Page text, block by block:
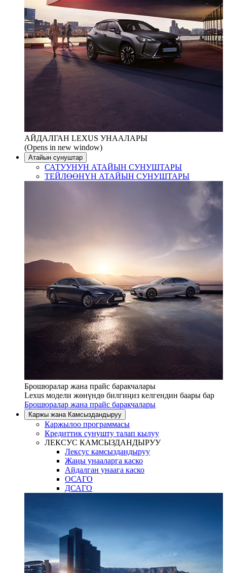
АЙДАЛГАН LEXUS УНААЛАРЫ
(Opens in new window)
Атайын сунуштар
САТУУНУН АТАЙЫН СУНУШТАРЫ
ТЕЙЛӨӨНҮН АТАЙЫН СУНУШТАРЫ
Брошюралар жана прайс баракчалары
Lexus модели жөнүндө билгиңиз келгендин баары бар
Брошюралар жана прайс баракчалары
Каржы жана Камсыздандыруу
Каржылоо программасы
Кредиттик сунушту талап кылуу
ЛЕКСУС КАМСЫЗДАНДЫРУУ
Лексус камсыздандыруу
Жаңы унааларга каско
Айдалган унаага каско
ОСАГО
ДСАГО